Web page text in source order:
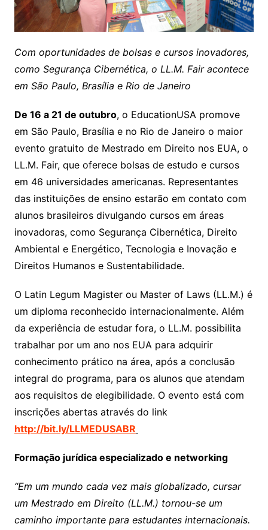
Com oportunidades de bolsas e cursos inovadores,
como Segurança Cibernética, o LL.M. Fair acontece
em São Paulo, Brasília e Rio de Janeiro
De 16 a 21 de outubro, o EducationUSA promove
em São Paulo, Brasília e no Rio de Janeiro o maior
evento gratuito de Mestrado em Direito nos EUA, o
LL.M. Fair, que oferece bolsas de estudo e cursos
em 46 universidades americanas. Representantes
das instituições de ensino estarão em contato com
alunos brasileiros divulgando cursos em áreas
inovadoras, como Segurança Cibernética, Direito
Ambiental e Energético, Tecnologia e Inovação e
Direitos Humanos e Sustentabilidade.
O Latin Legum Magister ou Master of Laws (LL.M.) é
um diploma reconhecido internacionalmente. Além
da experiência de estudar fora, o LL.M. possibilita
trabalhar por um ano nos EUA para adquirir
conhecimento prático na área, após a conclusão
integral do programa, para os alunos que atendam
aos requisitos de elegibilidade. O evento está com
inscrições abertas através do link
http://bit.ly/LLMEDUSABR
Formação jurídica especializado e networking
“Em um mundo cada vez mais globalizado, cursar
um Mestrado em Direito (LL.M.) tornou-se um
caminho importante para estudantes internacionais.